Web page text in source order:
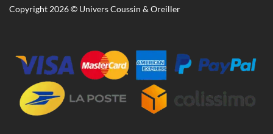
Copyright 2026 © Univers Coussin & Oreiller